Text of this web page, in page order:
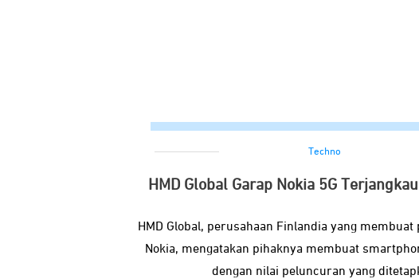
Techno
HMD Global Garap Nokia 5G
HMD Global, perusahaan Finlandia yang
Nokia, mengatakan pihaknya membuat
dengan nilai peluncuran yang